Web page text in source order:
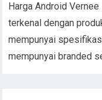
Harga Android
terkenal dengan
mempunyai
mempunyai branded